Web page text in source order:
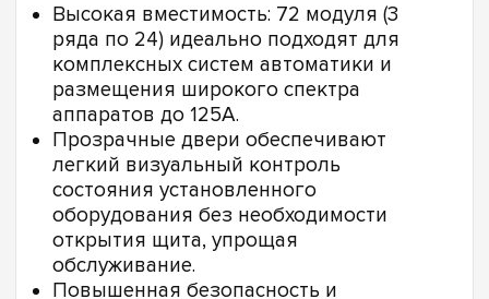
Высокая вместимость: 72 модуля (3
ряда по 24) идеально подходят для
комплексных систем автоматики и
размещения широкого спектра
аппаратов до 125А.
Прозрачные двери обеспечивают
легкий визуальный контроль
состояния установленного
оборудования без необходимости
открытия щита, упрощая
обслуживание.
Повышенная безопасность и